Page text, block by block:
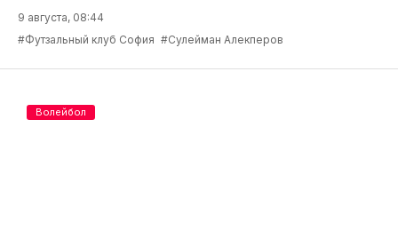
9 августа, 08:44
#Футзальный клуб София #Сулейман Алекперов
Волейбол